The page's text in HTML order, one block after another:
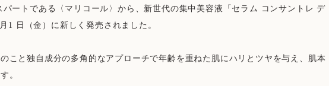
ートである〈マリコール〉から、新世代の集中美容液「セラム コンサントレ デ
1 日（金）に新しく発売されました。
こと独自成分の多角的なアプローチで年齢を重ねた肌にハリとツヤを与え、肌本
。